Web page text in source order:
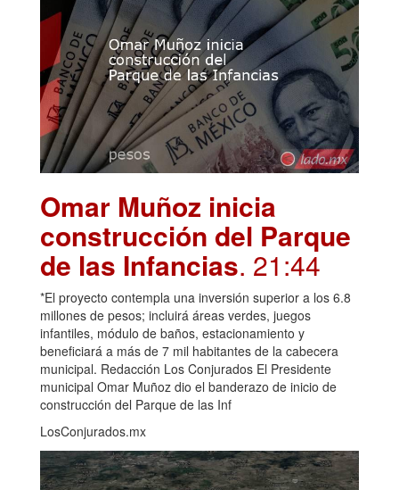
Omar Muñoz inicia
construcción del Parque
de las Infancias. 21:44
*El proyecto contempla una inversión superior a los 6.8
millones de pesos; incluirá áreas verdes, juegos
infantiles, módulo de baños, estacionamiento y
beneficiará a más de 7 mil habitantes de la cabecera
municipal. Redacción Los Conjurados El Presidente
municipal Omar Muñoz dio el banderazo de inicio de
construcción del Parque de las Inf
LosConjurados.mx